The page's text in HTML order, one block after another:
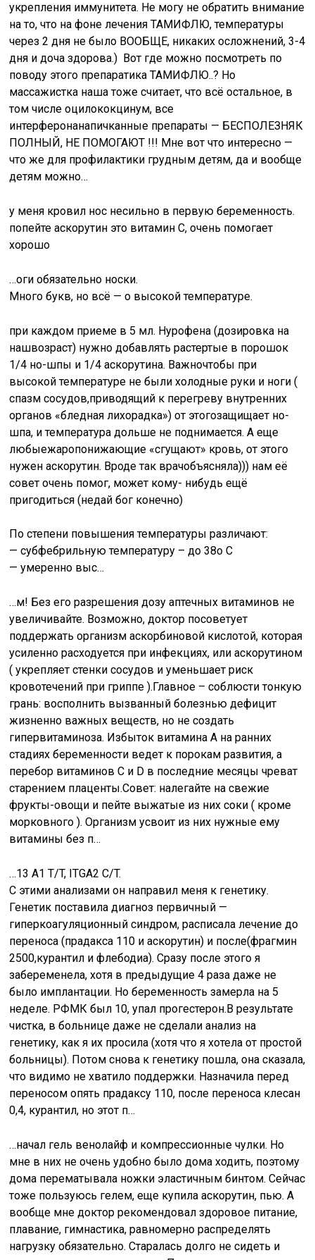
укрепления иммунитета. Не могу не обратить внимание
на то, что на фоне лечения ТАМИФЛЮ, температуры
через 2 дня не было ВООБЩЕ, никаких осложнений, 3-4
дня и доча здорова.) Вот где можно посмотреть по
поводу этого препаратика ТАМИФЛЮ..? Но
массажистка наша тоже считает, что всё остальное, в
том числе оцилококцинум, все
интерферонанапичканные препараты — БЕСПОЛЕЗНЯК
ПОЛНЫЙ, НЕ ПОМОГАЮТ !!! Мне вот что интересно —
что же для профилактики грудным детям, да и вообще
детям можно…
у меня кровил нос несильно в первую беременность.
попейте аскорутин это витамин С, очень помогает
хорошо
…оги обязательно носки.
Много букв, но всё — о высокой температуре.
при каждом приеме в 5 мл. Нурофена (дозировка на
нашвозраст) нужно добавлять растертые в порошок
1/4 но-шпы и 1/4 аскорутина. Важночтобы при
высокой температуре не были холодные руки и ноги (
спазм сосудов,приводящий к перегреву внутренних
органов «бледная лихорадка») от этогозащищает но-
шпа, и температура дольше не поднимается. А еще
любыежаропонижающие «сгущают» кровь, от этого
нужен аскорутин. Вроде так врачобъясняла))) нам её
совет очень помог, может кому- нибудь ещё
пригодиться (недай бог конечно)
По степени повышения температуры различают:
— субфебрильную температуру – до 38о С
— умеренно выс…
…м! Без его разрешения дозу аптечных витаминов не
увеличивайте. Возможно, доктор посоветует
поддержать организм аскорбиновой кислотой, которая
усиленно расходуется при инфекциях, или аскорутином
( укрепляет стенки сосудов и уменьшает риск
кровотечений при гриппе ).Главное – соблюсти тонкую
грань: восполнить вызванный болезнью дефицит
жизненно важных веществ, но не создать
гипервитаминоза. Избыток витамина А на ранних
стадиях беременности ведет к порокам развития, а
перебор витаминов С и D в последние месяцы чреват
старением плаценты.Совет: налегайте на свежие
фрукты-овощи и пейте выжатые из них соки ( кроме
морковного ). Организм усвоит из них нужные ему
витамины без п…
…13 A1 T/T, ITGA2 C/T.
С этими анализами он направил меня к генетику.
Генетик поставила диагноз первичный —
гиперкоагуляционный синдром, расписала лечение до
переноса (прадакса 110 и аскорутин) и после(фрагмин
2500,курантил и флебодиа). Сразу после этого я
забеременела, хотя в предыдущие 4 раза даже не
было имплантации. Но беременность замерла на 5
неделе. РФМК был 10, упал прогестерон.В результате
чистка, в больнице даже не сделали анализ на
генетику, как я их просила (хотя что я хотела от простой
больницы). Потом снова к генетику пошла, она сказала,
что видимо не хватило поддержки. Назначила перед
переносом опять прадаксу 110, после переноса клесан
0,4, курантил, но этот п…
…начал гель венолайф и компрессионные чулки. Но
мне в них не очень удобно было дома ходить, поэтому
дома перематывала ножки эластичным бинтом. Сейчас
тоже пользуюсь гелем, еще купила аскорутин, пью. А
вообще мне доктор рекомендовал здоровое питание,
плавание, гимнастика, равномерно распределять
нагрузку обязательно. Старалась долго не сидеть и